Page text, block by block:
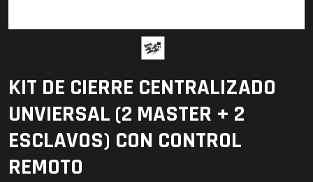
Faros
LED
KIT DE CIERRE CENTRALIZADO
UNVIERSAL (2 MASTER + 2
ESCLAVOS) CON CONTROL
REMOTO